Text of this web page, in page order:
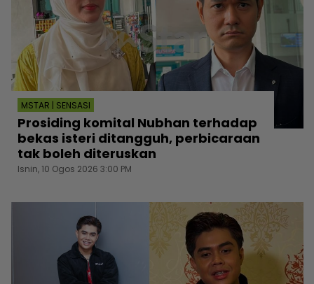
MSTAR | SENSASI
Prosiding komital Nubhan terhadap
bekas isteri ditangguh, perbicaraan
tak boleh diteruskan
Isnin, 10 Ogos 2026 3:00 PM